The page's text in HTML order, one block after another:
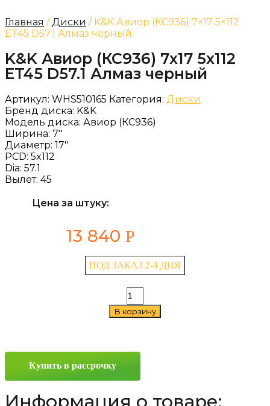
Главная /Диски / K&K Авиор (КС936) 7×17 5×112
ET45 D57.1 Алмаз черный
K&K Авиор (КС936) 7x17 5x112
ET45 D57.1 Алмаз черный
Артикул: WHS510165 Категория: Диски
Бренд диска: K&K
Модель диска: Авиор (КС936)
Ширина: 7''
Диаметр: 17''
PCD: 5x112
Dia: 57.1
Вылет: 45
Цена за штуку:
13 840 Р
ПОД ЗАКАЗ 2-4 ДНЯ
Количество
товара
K&K
5x112
D57.1
черный
В корзину
Купить в рассрочку
Информация о товаре: